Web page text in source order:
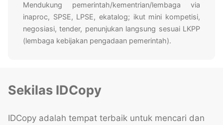
Mendukung pemerintah/kementrian/lembaga via
inaproc, SPSE, LPSE, ekatalog; ikut mini kompetisi,
negosiasi, tender, penunjukan langsung sesuai LKPP
(lembaga kebijakan pengadaan pemerintah).
Sekilas IDCopy
IDCopy adalah tempat terbaik untuk mencari dan